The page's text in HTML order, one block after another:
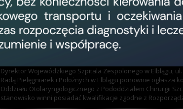
Konkurs na stanowisko Pielęgniarki
Otolaryngologicznego Pododdziałem
Dyrektor Wojewódzkiego Szpitala Zespolonego w Elblągu,
Radą Pielęgniarek i Położnych w Elblągu ponownie ogłasza
Oddziału Otolaryngologicznego z Pododdziałem Chirurgii
stanowisko winni posiadać kwalifikacje zgodne z